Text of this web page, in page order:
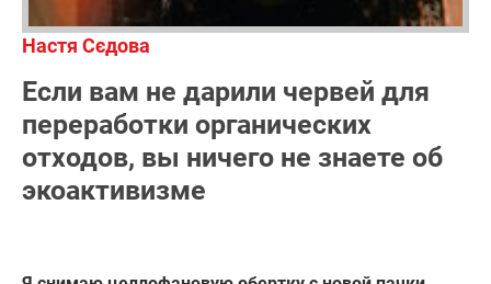
Настя Сєдова
Если вам не дарили червей для
переработки органических
отходов, вы ничего не знаете об
экоактивизме